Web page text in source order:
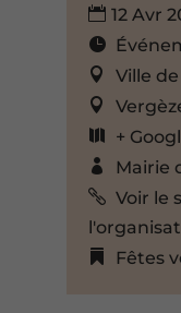
12 Avr
Ville
+
Mairie
Voir le
Fêtes